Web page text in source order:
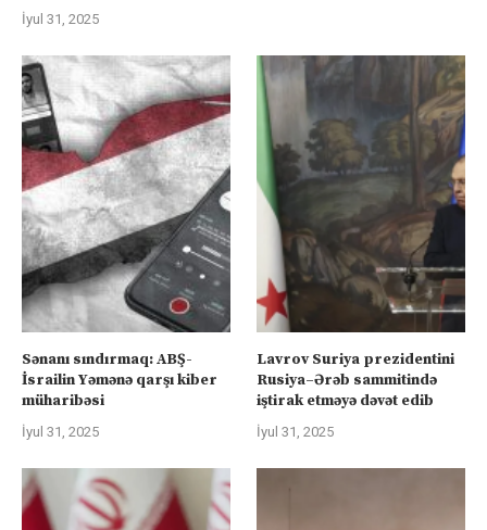
İyul 31, 2025
Sənanı sındırmaq: ABŞ-
İsrailin Yəmənə qarşı kiber
müharibəsi
İyul 31, 2025
Lavrov Suriya prezidentini
Rusiya–Ərəb sammitində
iştirak etməyə dəvət edib
İyul 31, 2025